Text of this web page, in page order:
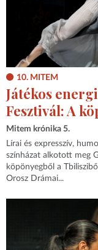
10. MITEM
Játékos
Fesztivál: A
Mitem krónika 5.
Lírai és expresszív,
színházat alkotott meg
köpönyegből a
Orosz Drámai...